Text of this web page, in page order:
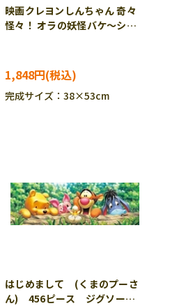
映画クレヨンしんちゃん 奇々
怪々！ オラの妖怪バケ～ショ
●予約 ENS-300-L707
1,848円
完成サイズ：38×53cm
はじめまして (くまのプーさ
ん) 456ピース ジグソーパ